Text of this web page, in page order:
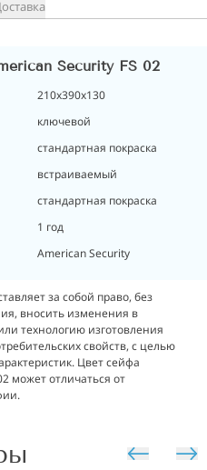
Security FS 02
210х390х130
ключевой
стандартная покраска
встраиваемый
стандартная покраска
1 год
American Security
за собой право, без
вносить изменения в
технологию изготовления
свойств, с целью
Цвет сейфа
может отличаться от